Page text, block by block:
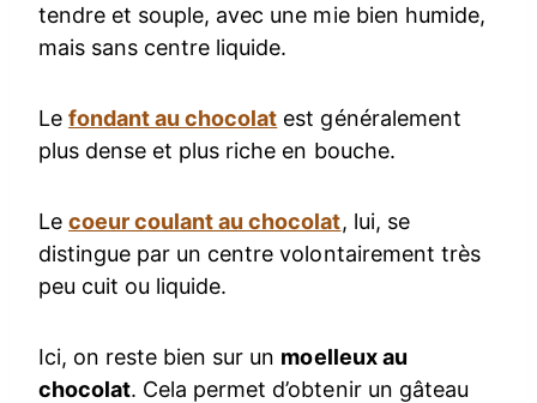
tendre et souple, avec une mie bien humide,
mais sans centre liquide.
Lefondant au chocolat est généralement
plus dense et plus riche en bouche.
Lecoeur coulant au chocolat, lui, se
distingue par un centre volontairement très
peu cuit ou liquide.
Ici, on reste bien sur un moelleux au
chocolat. Cela permet d’obtenir un gâteau